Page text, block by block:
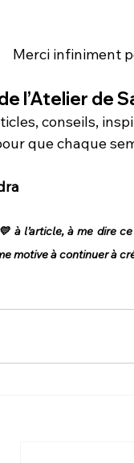
Merci infiniment
l’Atelier de
conseils,
que chaque
à l’article, à me dire
motive à continuer à